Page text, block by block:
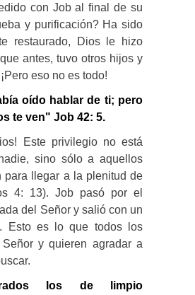
con Job al final de su
y purificación? Ha sido
restaurado, Dios le hizo
antes, tuvo otros hijos y
eso no es todo!
oído hablar de ti; pero
te ven" Job 42: 5.
Este privilegio no está
sino sólo a aquellos
para llegar a la plenitud de
4: 13). Job pasó por el
del Señor y salió con un
Esto es lo que todos los
y quieren agradar a
los de limpio